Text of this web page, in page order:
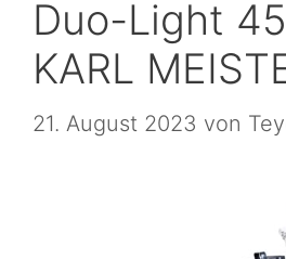
Duo-Light
KARL
21. August 2023 von